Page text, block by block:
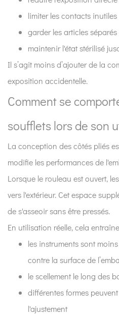
contrôle
des
infections ?
5
apparaissent-
dans
le
flux
travail
quotidien ?
6
Comment
le
risque
contamination
est-
limiter les contacts
garder les articles
maintenir l'état stérilisé
Il s’agit moins d’ajouter de la
exposition accidentelle.
Comment se
soufflets lors de son
La conception des côtés pliés
modifie les performances de
Lorsque le rouleau est ouvert,
vers l'extérieur. Cet espace
de s'asseoir sans être pressés.
En utilisation réelle, cela
les instruments sont
contre la surface de
le scellement le long des
différentes formes
l'ajustement